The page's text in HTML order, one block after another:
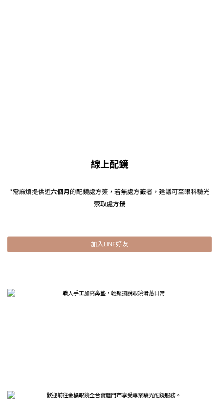
線上配鏡
*需麻煩提供近六個月的配鏡處方簽，若無處方籤者，建議可至眼科驗光
索取處方籤
加入LINE好友